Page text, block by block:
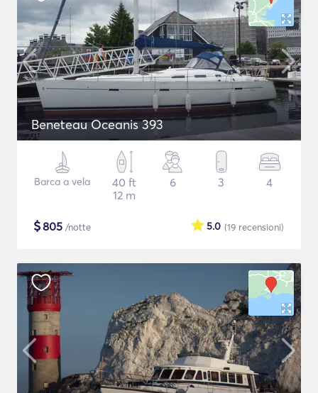
Beneteau Oceanis 393
Barca a vela
40 ft
12 m
6 3 4
$805 /notte (19 recensioni)
5.0